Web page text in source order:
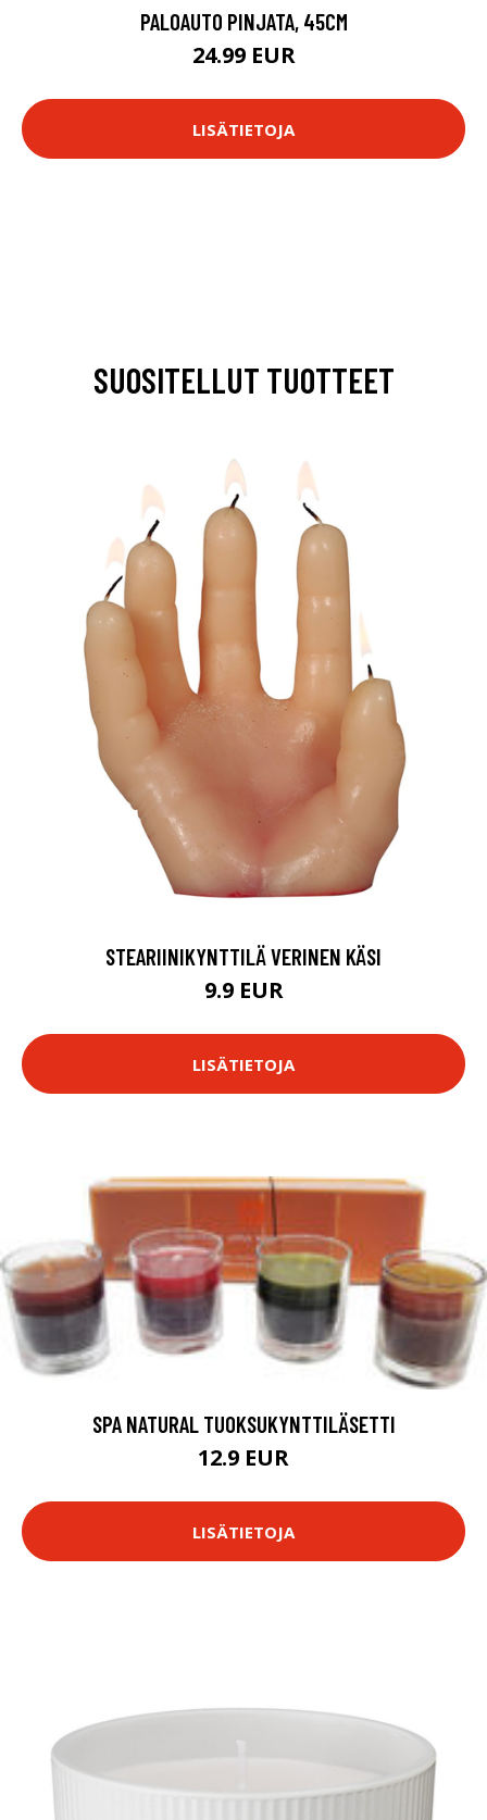
PALOAUTO PINJATA, 45CM
24.99 EUR
LISÄTIETOJA
SUOSITELLUT TUOTTEET
STEARIINIKYNTTILÄ VERINEN KÄSI
9.9 EUR
LISÄTIETOJA
SPA NATURAL TUOKSUKYNTTILÄSETTI
12.9 EUR
LISÄTIETOJA